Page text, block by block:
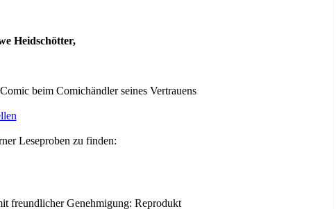
Heidschötter,
beim Comichändler seines Vertrauens
Leseproben zu finden:
freundlicher Genehmigung: Reprodukt